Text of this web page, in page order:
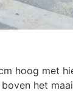
hoog met
het